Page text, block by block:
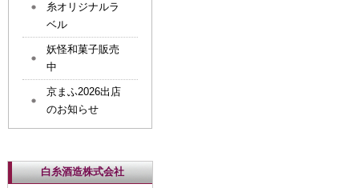
糸オリジナルラ
ベル
妖怪和菓子販売
中
京まふ2026出店
のお知らせ
白糸酒造株式会社